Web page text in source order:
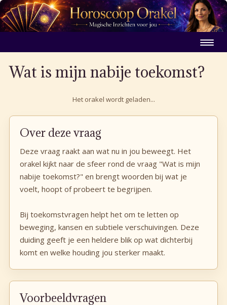
Wat is mijn nabije toekomst?
Het orakel wordt geladen...
Over deze vraag
Deze vraag raakt aan wat nu in jou beweegt. Het
orakel kijkt naar de sfeer rond de vraag "Wat is mijn
nabije toekomst?" en brengt woorden bij wat je
voelt, hoopt of probeert te begrijpen.
Bij toekomstvragen helpt het om te letten op
beweging, kansen en subtiele verschuivingen. Deze
duiding geeft je een heldere blik op wat dichterbij
komt en welke houding jou sterker maakt.
Voorbeeldvragen